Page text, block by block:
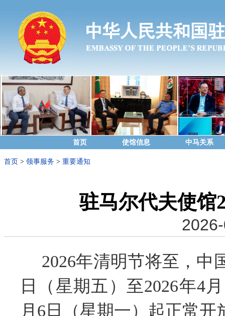
首页 使馆信息 中马关系
首页 > 领事服务 > 重要通知
驻马尔代夫使馆
2026年清明节将至，中
日（星期五）至2026年4
月6日（星期一）起正常开